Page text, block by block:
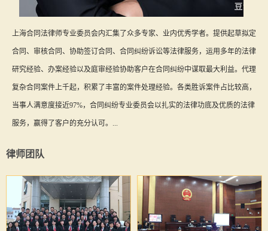
上海合同法律师专业委员会内汇集了众多专家、业内优秀学者。提供起草拟定
合同、审核合同、协助签订合同、合同纠纷诉讼等法律服务，运用多年的法律
研究经验、办案经验以及庭审经验协助客户在合同纠纷中谋取最大利益。代理
复杂合同案件上千起，积累了丰富的案件处理经验。各类胜诉案件占比较高，
当事人满意度接近97%，合同纠纷专业委员会以扎实的法律功底及优质的法律
服务，赢得了客户的充分认可。...
律师团队